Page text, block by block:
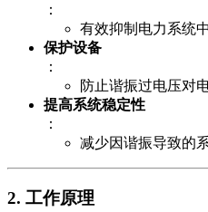
：
有效抑制电力系统
保护设备
：
防止谐振过电压对
提高系统稳定性
：
减少因谐振导致的
2. 工作原理